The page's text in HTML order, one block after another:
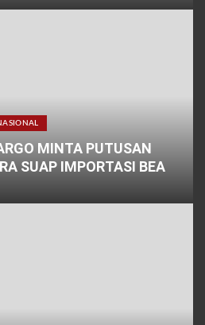
MINTA PUTUSAN
SUAP IMPORTASI BEA